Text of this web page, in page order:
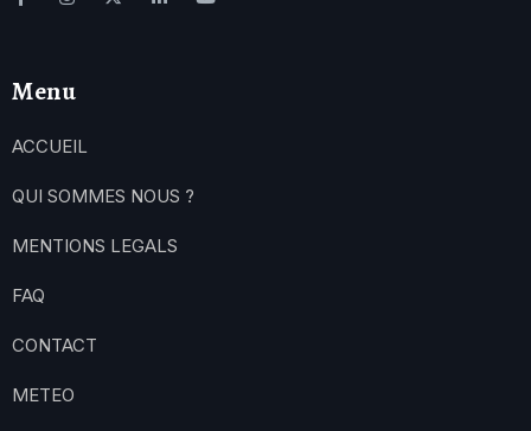
Menu
ACCUEIL
QUI SOMMES NOUS ?
MENTIONS LEGALS
FAQ
CONTACT
METEO